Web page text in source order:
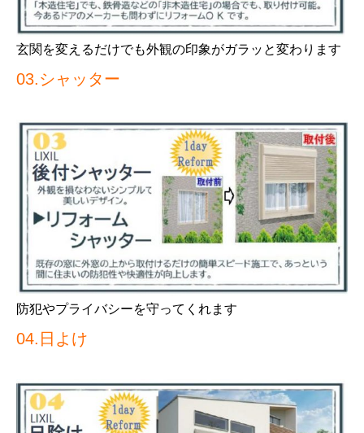
玄関を変えるだけでも外観の印象がガラッと変わります
03.シャッター
防犯やプライバシーを守ってくれます
04.日よけ